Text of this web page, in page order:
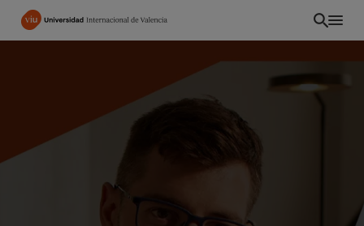
Pasar